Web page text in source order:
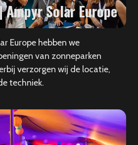
Ampyr Solar Europe
Europe hebben we
van zonneparken
verzorgen wij de locatie,
techniek.